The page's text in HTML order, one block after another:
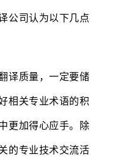
公司认为以下几点
质量，一定要储
相关专业术语的积
更加得心应手。除
的专业技术交流活